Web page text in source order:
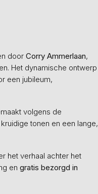
door Corry Ammerlaan,
Het dynamische ontwerp
een jubileum,
volgens de
tonen en een lange,
het verhaal achter het
en gratis bezorgd in